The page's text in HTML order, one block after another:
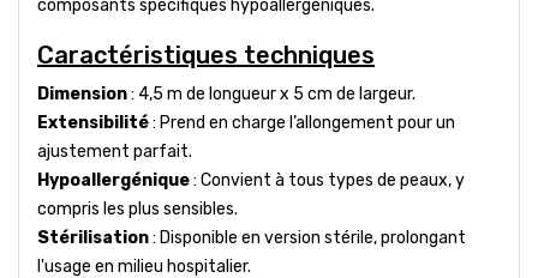
composants spécifiques hypoallergéniques.
Caractéristiques techniques
Dimension: 4,5 m de longueur x 5 cm de largeur.
Extensibilité: Prend en charge l’allongement pour un
ajustement parfait.
Hypoallergénique: Convient à tous types de peaux, y
compris les plus sensibles.
Stérilisation: Disponible en version stérile, prolongant
l'usage en milieu hospitalier.